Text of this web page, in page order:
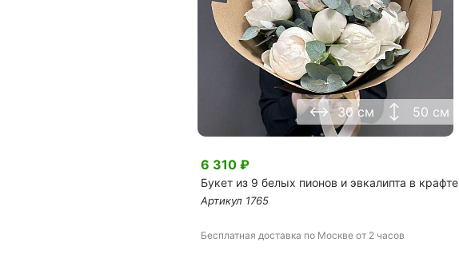
30 см 50 см
6 310 ₽
Букет из 9 белых пионов и эвкалипта в крафте
Артикул 1765
Бесплатная доставка по Москве от 2 часов